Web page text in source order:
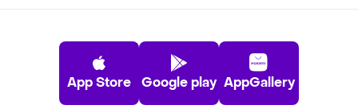
App Store Google play AppGallery